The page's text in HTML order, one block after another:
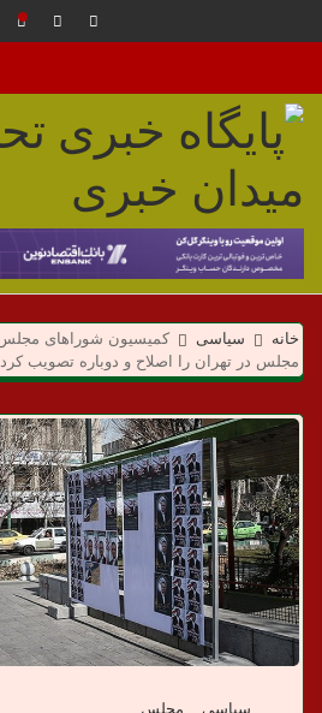
م
ی
د
ا
ن
خ
ب
ر
خانه سیاسی
کمیسیون شوراهای مجلس
مجلس در تهران را اصلاح و دوباره تصویب کرد
سیاسی مجلس